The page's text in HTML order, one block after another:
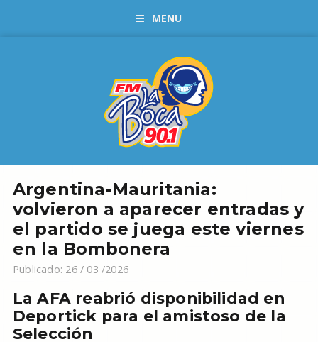
MENU
Argentina-Mauritania:
volvieron a aparecer entradas y
el partido se juega este viernes
en la Bombonera
Publicado: 26 / 03 /2026
La AFA reabrió disponibilidad en
Deportick para el amistoso de la
Selección